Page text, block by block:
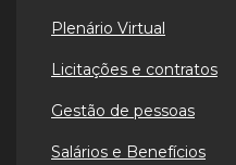
Plenário Virtual
Licitações e contratos
Gestão de pessoas
Salários e Benefícios